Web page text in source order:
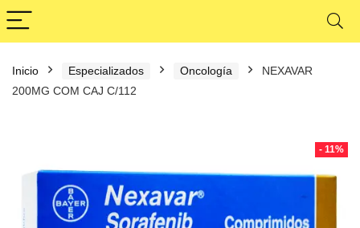
Inicio Especializados Oncología
NEXAVAR
200MG COM CAJ C/112
- 11%